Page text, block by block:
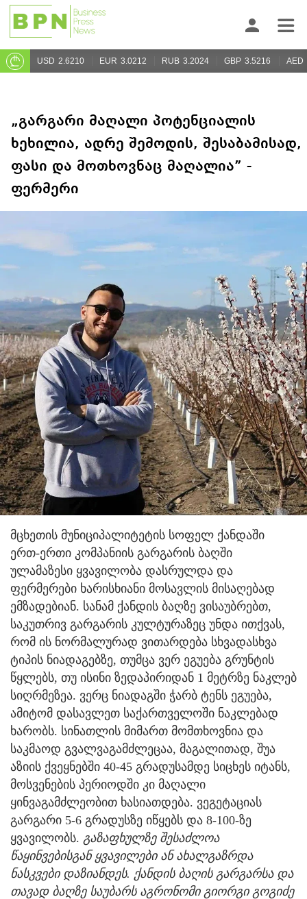
USD 2.6210 EUR 3.0212 RUB 3.2024 GBP 3.5216 AED
„გარგარი მაღალი პოტენციალის
ხეხილია, ადრე შემოდის, შესაბამისად,
ფასი და მოთხოვნაც მაღალია” -
ფერმერი
მცხეთის მუნიციპალიტეტის სოფელ ქანდაში
ერთ-ერთი კომპანიის გარგარის ბაღში
ულამაზესი ყვავილობა დასრულდა და
ფერმერები ხარისხიანი მოსავლის მისაღებად
ემზადებიან. სანამ ქანდის ბაღზე ვისაუბრებთ,
საკუთრივ გარგარის კულტურაზეც უნდა ითქვას,
რომ ის ნორმალურად ვითარდება სხვადასხვა
ტიპის ნიადაგებზე, თუმცა ვერ ეგუება გრუნტის
წყლებს, თუ ისინი ზედაპირიდან 1 მეტრზე ნაკლებ
სიღრმეზეა. ვერც ნიადაგში ჭარბ ტენს ეგუება,
ამიტომ დასავლეთ საქართველოში ნაკლებად
ხარობს. სინათლის მიმართ მომთხოვნია და
საკმაოდ გვალვაგამძლეცაა, მაგალითად, შუა
აზიის ქვეყნებში 40-45 გრადუსამდე სიცხეს იტანს,
მოსვენების პერიოდში კი მაღალი
ყინვაგამძლეობით ხასიათდება. ვეგეტაციას
გარგარი 5-6 გრადუსზე იწყებს და 8-100-ზე
ყვავილობს. გაზაფხულზე შესაძლოა
წაყინვებისგან ყვავილები ან ახალგაზრდა
ნასკვები დაზიანდეს. ქანდის ბაღის გარგარსა და
თავად ბაღზე საუბარს აგრონომი გიორგი გოგიძე